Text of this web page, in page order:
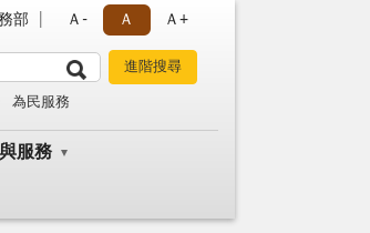
部 Ａ- Ａ Ａ+
為民服務
服務